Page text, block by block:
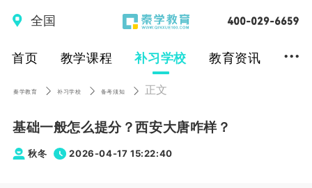
全国
首页 教学课程 补习学校 教育资讯 ...
秦学教育 补习学校 备考须知 正文
基础一般怎么提分？西安大唐咋样？
秋冬 2026-04-17 15:22:40